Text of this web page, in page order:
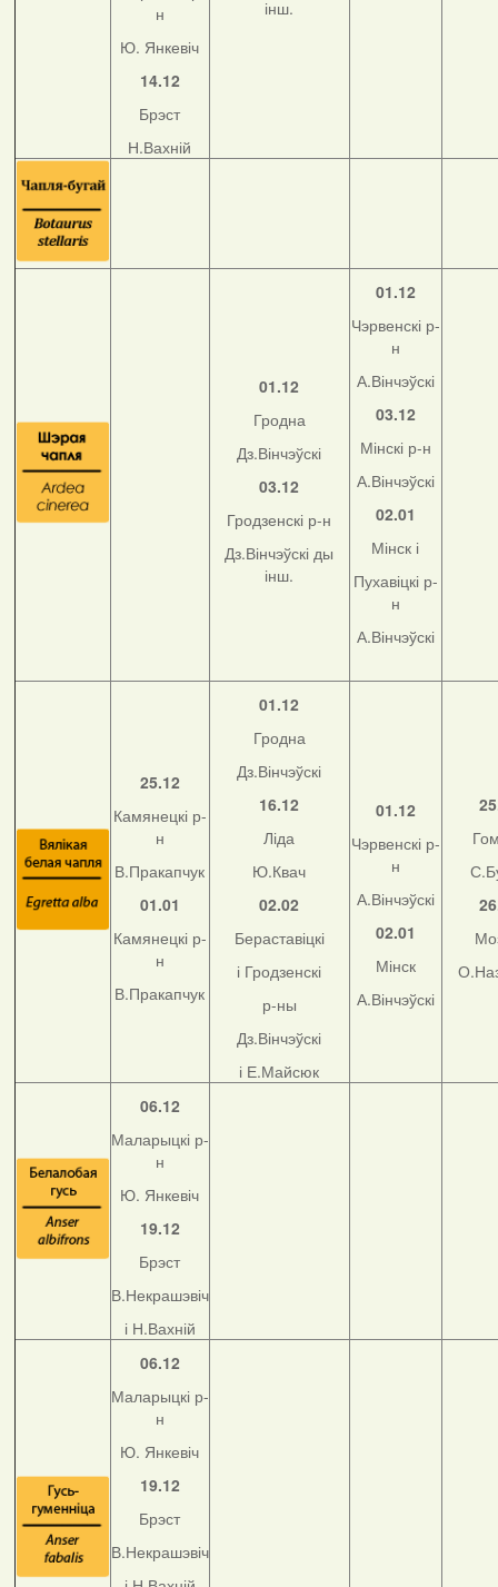
н
Ю. Янкевіч
14.12
Брэст
Н.Вахній
інш.
01.12
Гродна
Дз.Вінчэўскі
03.12
Гродзенскі р-н
Дз.Вінчэўскі ды
інш.
01.12
Чэрвенскі р-
н
А.Вінчэўскі
03.12
Мінскі р-н
А.Вінчэўскі
02.01
Мінск і
Пухавіцкі р-
н
А.Вінчэўскі
25.12
Камянецкі р-
н
В.Пракапчук
01.01
Камянецкі р-
н
В.Пракапчук
01.12
Гродна
Дз.Вінчэўскі
16.12
Ліда
Ю.Квач
02.02
Бераставіцкі
і Гродзенскі
р-ны
Дз.Вінчэўскі
і Е.Майсюк
01.12
Чэрвенскі р-
н
А.Вінчэўскі
02.01
Мінск
А.Вінчэўскі
06.12
Маларыцкі р-
н
Ю. Янкевіч
19.12
Брэст
В.Некрашэвіч
і Н.Вахній
06.12
Маларыцкі р-
н
Ю. Янкевіч
19.12
Брэст
В.Некрашэвіч